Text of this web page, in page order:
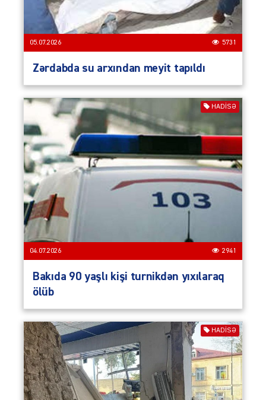
05.07.2026 5731
Zərdabda su arxından meyit tapıldı
HADISƏ
04.07.2026 2941
Bakıda 90 yaşlı kişi turnikdən yıxılaraq
ölüb
HADISƏ